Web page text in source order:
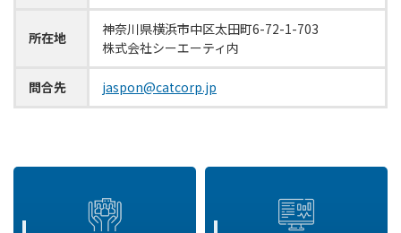
所在地
神奈川県横浜市中区太田町6-72-1-703
株式会社シーエーティ内
問合先 jaspon@catcorp.jp